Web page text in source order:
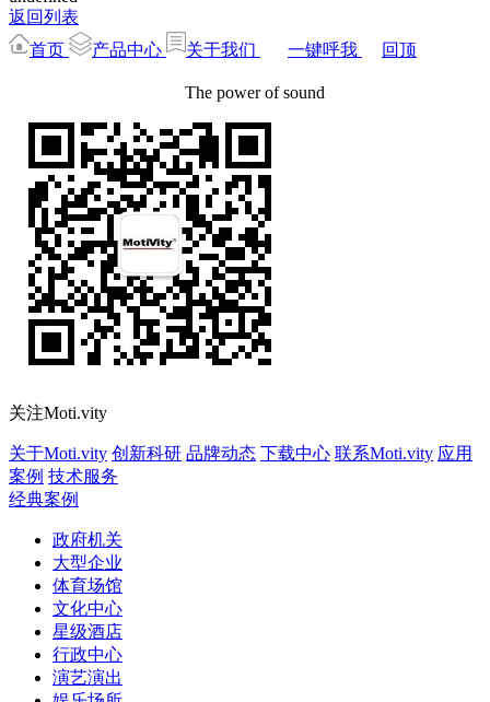
返回列表
首页
产品中心 关于我们 一键呼我 回顶
The power of sound
关注Moti.vity
关于Moti.vity 创新科研 品牌动态 下载中心 联系Moti.vity 应用
案例 技术服务
经典案例
政府机关
大型企业
体育场馆
文化中心
星级酒店
行政中心
演艺演出